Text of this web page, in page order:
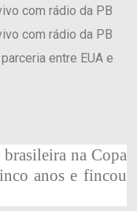
com rádio da PB
com rádio da PB
entre EUA e
na Copa
anos e fincou